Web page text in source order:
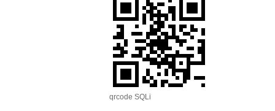
qrcode SQLi